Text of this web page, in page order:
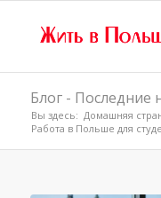
Блог - Последние
Вы здесь: Домашняя
Работа в Польше для